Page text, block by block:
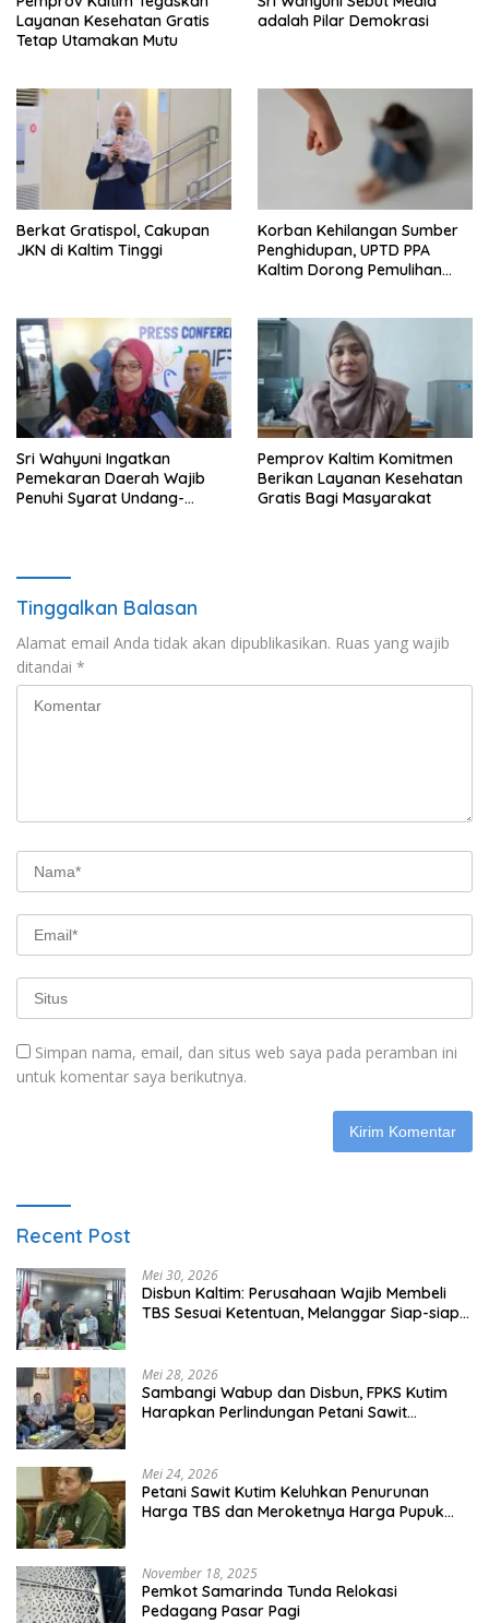
Layanan Kesehatan Gratis
Tetap Utamakan Mutu
adalah Pilar Demokrasi
Berkat Gratispol, Cakupan
JKN di Kaltim Tinggi
Korban Kehilangan Sumber
Penghidupan, UPTD PPA
Kaltim Dorong Pemulihan
Sri Wahyuni Ingatkan
Pemekaran Daerah Wajib
Penuhi Syarat Undang-
Pemprov Kaltim Komitmen
Berikan Layanan Kesehatan
Gratis Bagi Masyarakat
Tinggalkan Balasan
Alamat email Anda tidak akan dipublikasikan. Ruas yang wajib
ditandai *
Simpan nama, email, dan situs web saya pada peramban ini
untuk komentar saya berikutnya.
Recent Post
Mei 30, 2026
Disbun Kaltim: Perusahaan Wajib Membeli
TBS Sesuai Ketentuan, Melanggar Siap-siap
Mei 28, 2026
Sambangi Wabup dan Disbun, FPKS Kutim
Harapkan Perlindungan Petani Sawit
Mei 24, 2026
Petani Sawit Kutim Keluhkan Penurunan
Harga TBS dan Meroketnya Harga Pupuk
November 18, 2025
Pemkot Samarinda Tunda Relokasi
Pedagang Pasar Pagi